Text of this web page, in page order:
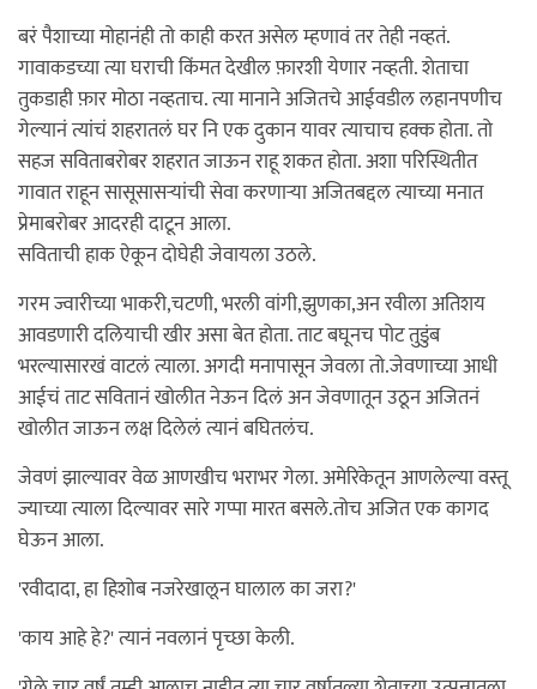
बरं पैशाच्या मोहानंही तो काही करत असेल म्हणावं तर तेही नव्हतं.
गावाकडच्या त्या घराची किंमत देखील फ़ारशी येणार नव्हती. शेताचा
तुकडाही फ़ार मोठा नव्हताच. त्या मानाने अजितचे आईवडील लहानपणीच
गेल्यानं त्यांचं शहरातलं घर नि एक दुकान यावर त्याचाच हक्क होता. तो
सहज सविताबरोबर शहरात जाऊन राहू शकत होता. अशा परिस्थितीत
गावात राहून सासूसासर्‍यांची सेवा करणार्‍या अजितबद्दल त्याच्या मनात
प्रेमाबरोबर आदरही दाटून आला.
सविताची हाक ऐकून दोघेही जेवायला उठले.
गरम ज्वारीच्या भाकरी,चटणी, भरली वांगी,झुणका,अन रवीला अतिशय
आवडणारी दलियाची खीर असा बेत होता. ताट बघूनच पोट तुडुंब
भरल्यासारखं वाटलं त्याला. अगदी मनापासून जेवला तो.जेवणाच्या आधी
आईचं ताट सवितानं खोलीत नेऊन दिलं अन जेवणातून उठून अजितनं
खोलीत जाऊन लक्ष दिलेलं त्यानं बघितलंच.
जेवणं झाल्यावर वेळ आणखीच भराभर गेला. अमेरिकेतून आणलेल्या वस्तू
ज्याच्या त्याला दिल्यावर सारे गप्पा मारत बसले.तोच अजित एक कागद
घेऊन आला.
'रवीदादा, हा हिशोब नजरेखालून घालाल का जरा?'
'काय आहे हे?' त्यानं नवलानं पृच्छा केली.